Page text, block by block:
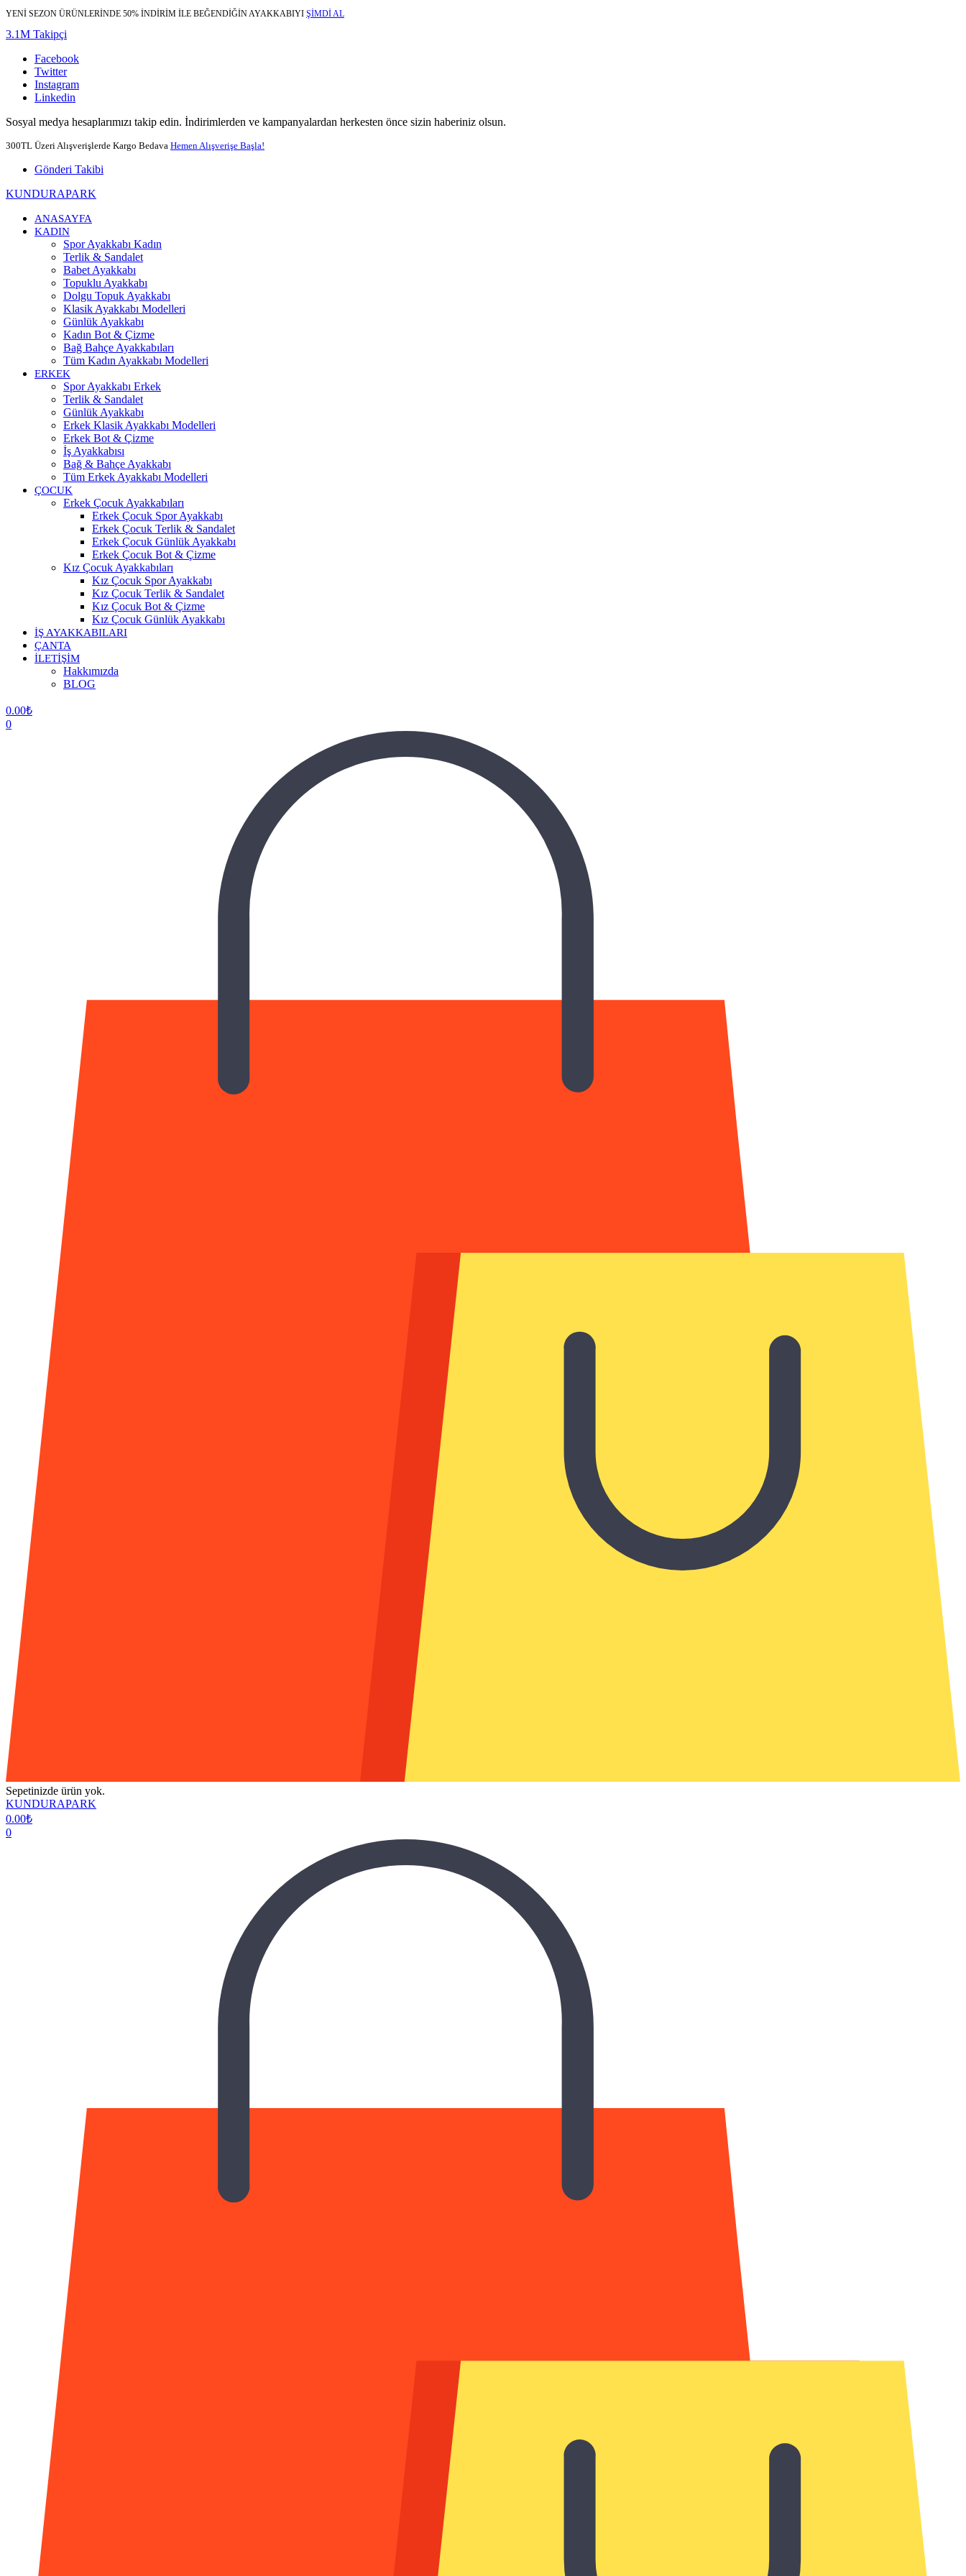
YENİ SEZON ÜRÜNLERİNDE 50% İNDİRİM İLE BEĞENDİĞİN AYAKKABIYI ŞİMDİ AL
3.1M Takipçi
Facebook
Twitter
Instagram
Linkedin
Sosyal medya hesaplarımızı takip edin. İndirimlerden ve kampanyalardan herkesten önce sizin haberiniz olsun.
300TL Üzeri Alışverişlerde Kargo Bedava Hemen Alışverişe Başla!
Gönderi Takibi
KUNDURAPARK
ANASAYFA
KADIN
Spor Ayakkabı Kadın
Terlik & Sandalet
Babet Ayakkabı
Topuklu Ayakkabı
Dolgu Topuk Ayakkabı
Klasik Ayakkabı Modelleri
Günlük Ayakkabı
Kadın Bot & Çizme
Bağ Bahçe Ayakkabıları
Tüm Kadın Ayakkabı Modelleri
ERKEK
Spor Ayakkabı Erkek
Terlik & Sandalet
Günlük Ayakkabı
Erkek Klasik Ayakkabı Modelleri
Erkek Bot & Çizme
İş Ayakkabısı
Bağ & Bahçe Ayakkabı
Tüm Erkek Ayakkabı Modelleri
ÇOCUK
Erkek Çocuk Ayakkabıları
Erkek Çocuk Spor Ayakkabı
Erkek Çocuk Terlik & Sandalet
Erkek Çocuk Günlük Ayakkabı
Erkek Çocuk Bot & Çizme
Kız Çocuk Ayakkabıları
Kız Çocuk Spor Ayakkabı
Kız Çocuk Terlik & Sandalet
Kız Çocuk Bot & Çizme
Kız Çocuk Günlük Ayakkabı
İŞ AYAKKABILARI
ÇANTA
İLETİŞİM
Hakkımızda
BLOG
0.00₺
0
Sepetinizde ürün yok.
KUNDURAPARK
0.00₺
0